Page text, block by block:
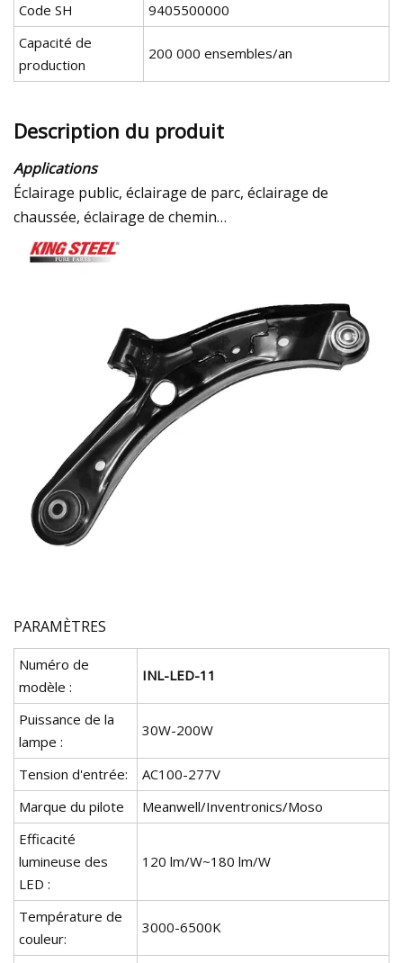
Code SH
9405500000
Capacité de
production
200 000 ensembles/an
Description du produit
Applications
Éclairage public, éclairage de parc, éclairage de
chaussée, éclairage de chemin…
PARAMÈTRES
Numéro de
modèle :
INL-LED-11
Puissance de la
lampe :
30W-200W
Tension d'entrée:
AC100-277V
Marque du pilote
Meanwell/Inventronics/Moso
Efficacité
lumineuse des
LED :
120 lm/W~180 lm/W
Température de
couleur:
3000-6500K